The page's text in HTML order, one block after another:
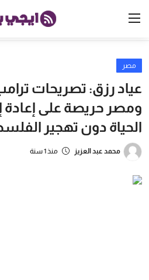
الرئيسية
الخليج
العالم
الرياضة
مصر
عياد رزق: تصريحات
ومصر حريصة على إعادة
الحياة دون تهجير
محمد عبد العزيز منذ 1 سنة